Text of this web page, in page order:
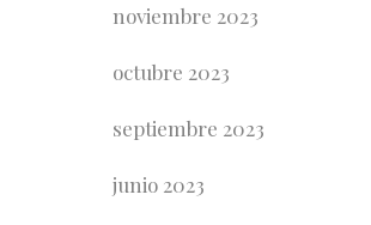
noviembre 2023
octubre 2023
septiembre 2023
junio 2023